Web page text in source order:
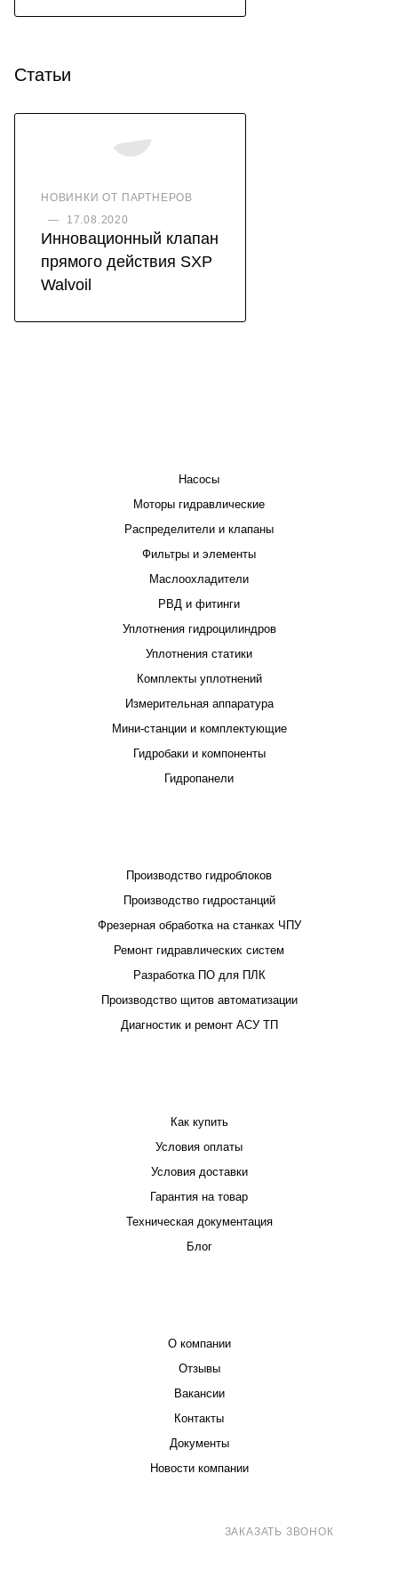
Статьи
НОВИНКИ ОТ ПАРТНЕРОВ
—
17.08.2020
Инновационный клапан
прямого действия SXP
Walvoil
Насосы
Моторы гидравлические
Распределители и клапаны
Фильтры и элементы
Маслоохладители
РВД и фитинги
Уплотнения гидроцилиндров
Уплотнения статики
Комплекты уплотнений
Измерительная аппаратура
Мини-станции и комплектующие
Гидробаки и компоненты
Гидропанели
Производство гидроблоков
Производство гидростанций
Фрезерная обработка на станках ЧПУ
Ремонт гидравлических систем
Разработка ПО для ПЛК
Производство щитов автоматизации
Диагностик и ремонт АСУ ТП
Как купить
Условия оплаты
Условия доставки
Гарантия на товар
Техническая документация
Блог
О компании
Отзывы
Вакансии
Контакты
Документы
Новости компании
ЗАКАЗАТЬ ЗВОНОК